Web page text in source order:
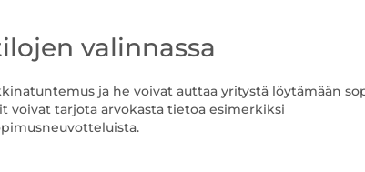
valinnassa
ja he voivat auttaa yritystä löytämään
tarjota arvokasta tietoa esimerkiksi